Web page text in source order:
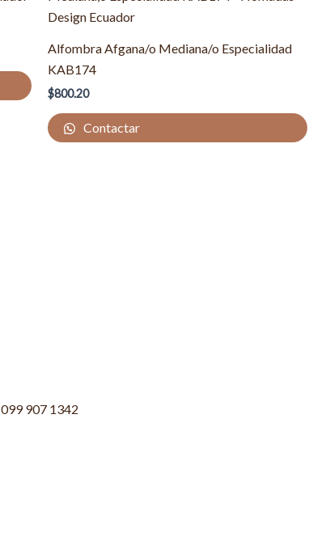
Alfombra Afgana/o Mediana/o Especialidad
KAB174
$800.20
Contactar
099 907 1342